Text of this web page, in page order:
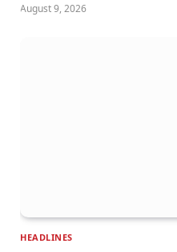
August 9, 2026
HEADLINES